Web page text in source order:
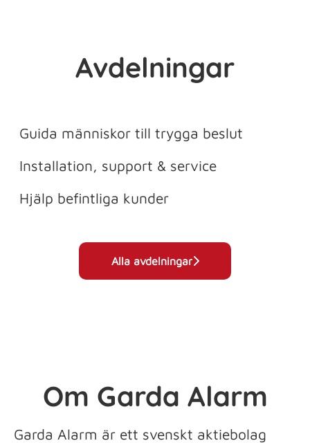
Avdelningar
Guida människor till trygga beslut
Installation, support & service
Hjälp befintliga kunder
Alla avdelningar
Om Garda Alarm
Garda Alarm är ett svenskt aktiebolag